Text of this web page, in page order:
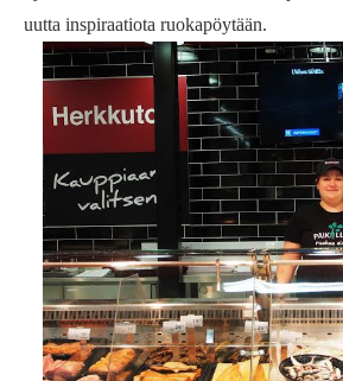
uutta inspiraatiota ruokapöytään.